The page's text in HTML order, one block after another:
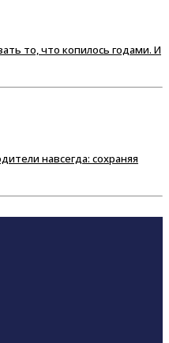
то, что копилось годами. И
навсегда: сохраняя